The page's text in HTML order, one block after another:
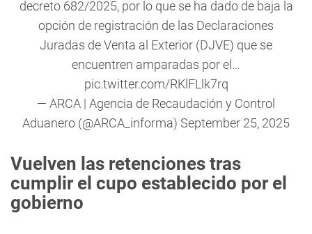
decreto 682/2025, por lo que se ha dado de baja la
opción de registración de las Declaraciones
Juradas de Venta al Exterior (DJVE) que se
encuentren amparadas por el…
pic.twitter.com/RKlFLlk7rq
— ARCA | Agencia de Recaudación y Control
Aduanero (@ARCA_informa) September 25, 2025
Vuelven las retenciones tras
cumplir el cupo establecido por el
gobierno